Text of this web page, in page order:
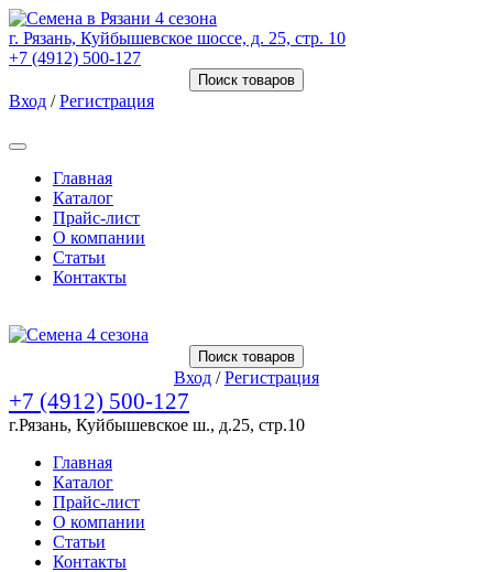
г. Рязань, Куйбышевское шоссе, д. 25, стр. 10
+7 (4912) 500-127
Поиск товаров
Вход /Регистрация
Главная
Каталог
Прайс-лист
О компании
Статьи
Контакты
Поиск товаров
Вход /Регистрация
+7 (4912) 500-127
г.Рязань, Куйбышевское ш., д.25, стр.10
Главная
Каталог
Прайс-лист
О компании
Статьи
Контакты